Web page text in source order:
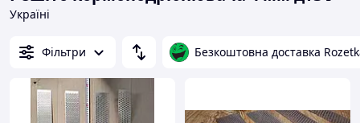
Україні
Фільтри Безкоштовна доставка